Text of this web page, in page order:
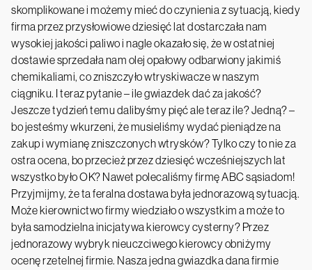
skomplikowane i możemy mieć do czynienia z sytuacją, kiedy
firma przez przysłowiowe dziesięć lat dostarczała nam
wysokiej jakości paliwo i nagle okazało się, że w ostatniej
dostawie sprzedała nam olej opałowy odbarwiony jakimiś
chemikaliami, co zniszczyło wtryskiwacze w naszym
ciągniku. I teraz pytanie – ile gwiazdek dać za jakość?
Jeszcze tydzień temu dalibyśmy pięć ale teraz ile? Jedną? –
bo jesteśmy wkurzeni, że musieliśmy wydać pieniądze na
zakup i wymianę zniszczonych wtrysków? Tylko czy to nie za
ostra ocena, bo przecież przez dziesięć wcześniejszych lat
wszystko było OK? Nawet polecaliśmy firmę ABC sąsiadom!
Przyjmijmy, że ta feralna dostawa była jednorazową sytuacją.
Może kierownictwo firmy wiedziało o wszystkim a może to
była samodzielna inicjatywa kierowcy cysterny? Przez
jednorazowy wybryk nieuczciwego kierowcy obniżymy
ocenę rzetelnej firmie. Nasza jedna gwiazdka dana firmie